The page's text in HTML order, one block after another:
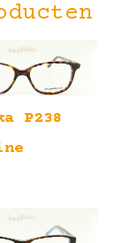
P238